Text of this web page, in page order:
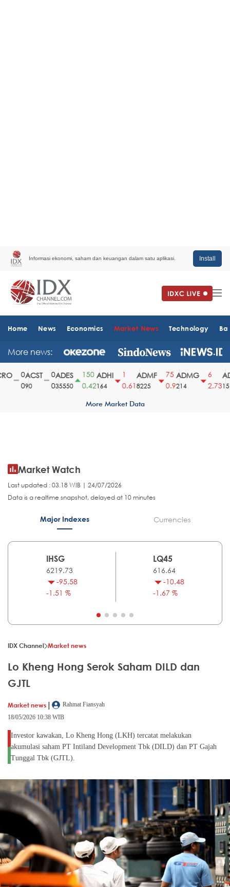
Informasi ekonomi, saham dan keuangan dalam satu aplikasi. Install
Home News Economics Market News Technology
More news:
ACST
90
ADES
35550
150
0.42
ADHI
164
0.61
ADMF
8225
75
0.9
ADMG
214
2.731510
More Market Data
Market Watch
Last updated : 03.18 WIB | 24/07/2026
Data is a realtime snapshot, delayed at 10 minutes
Major Indexes Currencies
IHSG
6219.73
-95.58
-1.51 %
LQ45
616.64
-10.48
-1.67 %
IDX Channel Market news
Lo Kheng Hong Serok Saham DILD dan
GJTL
Market news |
Rahmat Fiansyah
18/05/2026 10:38 WIB
Investor kawakan, Lo Kheng Hong (LKH) tercatat melakukan
akumulasi saham PT Intiland Development Tbk (DILD) dan PT Gajah
Tunggal Tbk (GJTL).